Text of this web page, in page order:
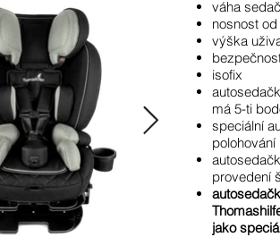
váha
nosnost
výška
isofix
má 5-ti
speciální
polohování
provedení
jako